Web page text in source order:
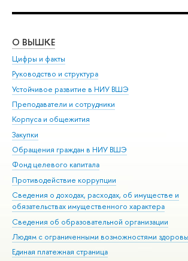
О ВЫШКЕ
Цифры и факты
Руководство и структура
Устойчивое развитие в НИУ ВШЭ
Преподаватели и сотрудники
Корпуса и общежития
Закупки
Обращения граждан в НИУ ВШЭ
Фонд целевого капитала
Противодействие коррупции
Сведения о доходах, расходах, об имуществе и
обязательствах имущественного характера
Сведения об образовательной организации
Людям с ограниченными возможностями
Единая платежная страница